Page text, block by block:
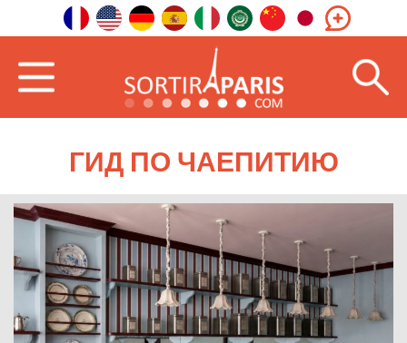
ГИД ПО ЧАЕПИТИЮ